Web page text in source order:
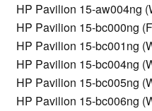
HP Pavilion 15-aw004ng
HP Pavilion 15-bc000ng
HP Pavilion 15-bc001ng
HP Pavilion 15-bc004ng
HP Pavilion 15-bc005ng
HP Pavilion 15-bc006ng